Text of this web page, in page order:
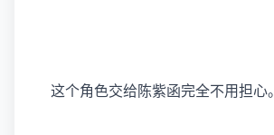
这个角色交给陈紫函完全不用担心。